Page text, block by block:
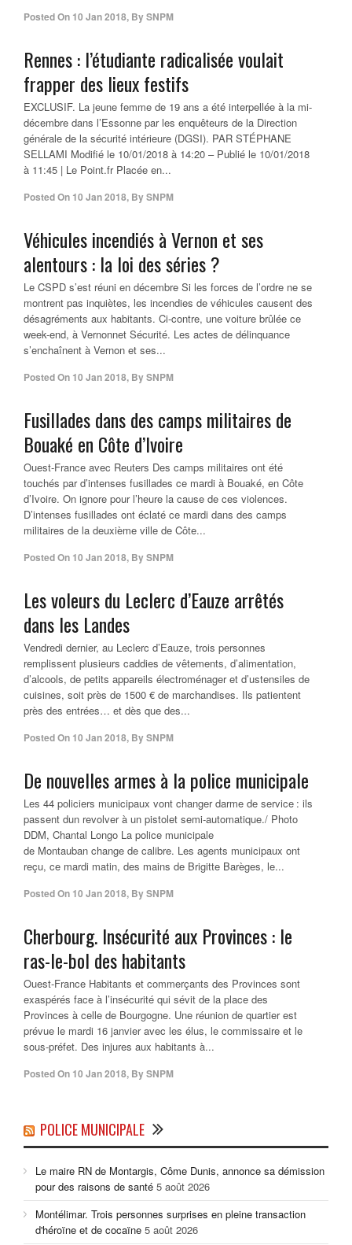
Posted On 10 Jan 2018, BySNPM
Rennes : l’étudiante radicalisée voulait
frapper des lieux festifs
EXCLUSIF. La jeune femme de 19 ans a été interpellée à la mi-
décembre dans l’Essonne par les enquêteurs de la Direction
générale de la sécurité intérieure (DGSI). PAR STÉPHANE
SELLAMI Modifié le 10/01/2018 à 14:20 – Publié le 10/01/2018
à 11:45 | Le Point.fr Placée en...
Posted On 10 Jan 2018, BySNPM
Véhicules incendiés à Vernon et ses
alentours : la loi des séries ?
Le CSPD s’est réuni en décembre Si les forces de l’ordre ne se
montrent pas inquiètes, les incendies de véhicules causent des
désagréments aux habitants. Ci-contre, une voiture brûlée ce
week-end, à Vernonnet Sécurité. Les actes de délinquance
s’enchaînent à Vernon et ses...
Posted On 10 Jan 2018, BySNPM
Fusillades dans des camps militaires de
Bouaké en Côte d’Ivoire
Ouest-France avec Reuters Des camps militaires ont été
touchés par d’intenses fusillades ce mardi à Bouaké, en Côte
d’Ivoire. On ignore pour l’heure la cause de ces violences.
D’intenses fusillades ont éclaté ce mardi dans des camps
militaires de la deuxième ville de Côte...
Posted On 10 Jan 2018, BySNPM
Les voleurs du Leclerc d’Eauze arrêtés
dans les Landes
Vendredi dernier, au Leclerc d’Eauze, trois personnes
remplissent plusieurs caddies de vêtements, d’alimentation,
d’alcools, de petits appareils électroménager et d’ustensiles de
cuisines, soit près de 1500 € de marchandises. Ils patientent
près des entrées… et dès que des...
Posted On 10 Jan 2018, BySNPM
De nouvelles armes à la police municipale
Les 44 policiers municipaux vont changer darme de service : ils
passent dun revolver à un pistolet semi-automatique./ Photo
DDM, Chantal Longo La police municipale
de Montauban change de calibre. Les agents municipaux ont
reçu, ce mardi matin, des mains de Brigitte Barèges, le...
Posted On 10 Jan 2018, BySNPM
Cherbourg. Insécurité aux Provinces : le
ras-le-bol des habitants
Ouest-France Habitants et commerçants des Provinces sont
exaspérés face à l’insécurité qui sévit de la place des
Provinces à celle de Bourgogne. Une réunion de quartier est
prévue le mardi 16 janvier avec les élus, le commissaire et le
sous-préfet. Des injures aux habitants à...
Posted On 10 Jan 2018, BySNPM
POLICE MUNICIPALE
Le maire RN de Montargis, Côme Dunis, annonce sa démission
pour des raisons de santé 5 août 2026
Montélimar. Trois personnes surprises en pleine transaction
d'héroïne et de cocaïne 5 août 2026